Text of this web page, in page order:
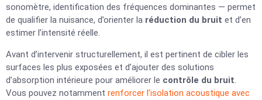
sonomètre, identification des fréquences dominantes — permet
de qualifier la nuisance, d’orienter la réduction du bruit et d’en
estimer l’intensité réelle.
Avant d’intervenir structurellement, il est pertinent de cibler les
surfaces les plus exposées et d’ajouter des solutions
d’absorption intérieure pour améliorer le contrôle du bruit.
Vous pouvez notamment renforcer l’isolation acoustique avec